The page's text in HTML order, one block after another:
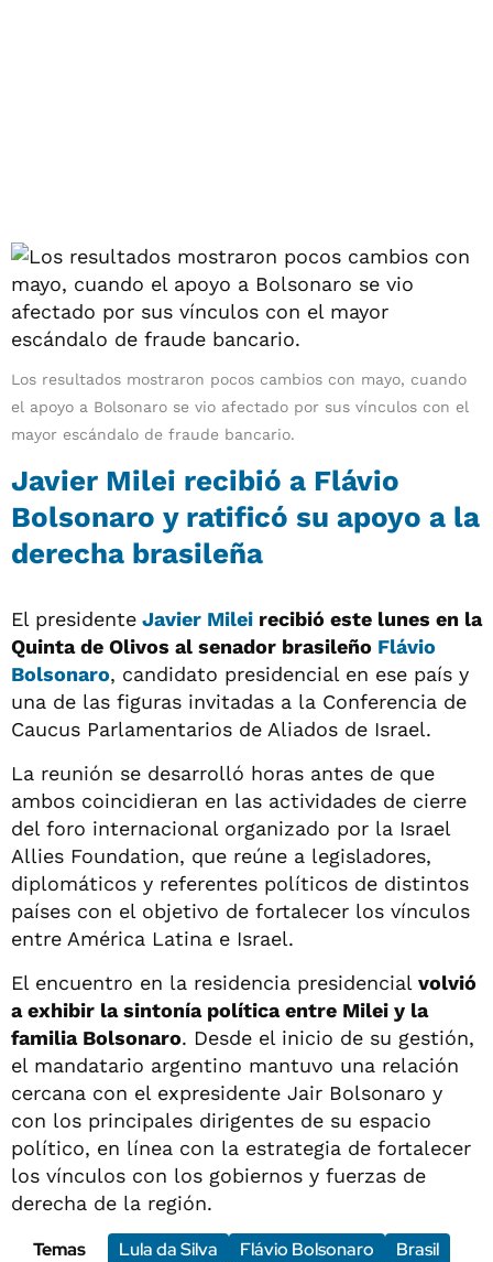
Los resultados mostraron pocos cambios con mayo, cuando
el apoyo a Bolsonaro se vio afectado por sus vínculos con el
mayor escándalo de fraude bancario.
Javier Milei recibió a Flávio
Bolsonaro y ratificó su apoyo a la
derecha brasileña
El presidente Javier Milei recibió este lunes en la
Quinta de Olivos al senador brasileño Flávio
Bolsonaro, candidato presidencial en ese país y
una de las figuras invitadas a la Conferencia de
Caucus Parlamentarios de Aliados de Israel.
La reunión se desarrolló horas antes de que
ambos coincidieran en las actividades de cierre
del foro internacional organizado por la Israel
Allies Foundation, que reúne a legisladores,
diplomáticos y referentes políticos de distintos
países con el objetivo de fortalecer los vínculos
entre América Latina e Israel.
El encuentro en la residencia presidencial volvió
a exhibir la sintonía política entre Milei y la
familia Bolsonaro. Desde el inicio de su gestión,
el mandatario argentino mantuvo una relación
cercana con el expresidente Jair Bolsonaro y
con los principales dirigentes de su espacio
político, en línea con la estrategia de fortalecer
los vínculos con los gobiernos y fuerzas de
derecha de la región.
Temas
Lula da Silva Flávio Bolsonaro Brasil